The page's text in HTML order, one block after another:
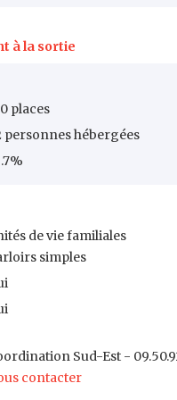
à la sortie
places
personnes hébergées
de vie familiales
simples
Sud-Est -
contacter